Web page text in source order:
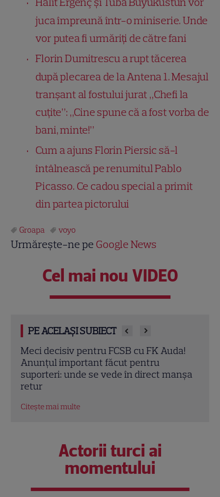
juca împreună într-o miniserie. Unde
vor putea fi urmăriți de către fani
Florin Dumitrescu a rupt tăcerea
după plecarea de la Antena 1. Mesajul
tranșant al fostului jurat „Chefi la
cuțite”: „Cine spune că a fost vorba de
bani, minte!”
Cum a ajuns Florin Piersic să-l
întâlnească pe renumitul Pablo
Picasso. Ce cadou special a primit
din partea pictorului
Groapa voyo
Urmărește-ne pe Google News
Cel mai nou VIDEO
PE ACELAȘI SUBIECT
„Trafic”, episodul 2. Maria ajunge în
pericol după ce încearcă să-l salveze pe
Bogdan: „Are datorie la unii care au zis
că-l omoară!”
Citește mai multe
Actorii turci ai
momentului